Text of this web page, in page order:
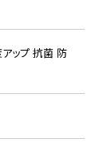
ップ 抗菌 防